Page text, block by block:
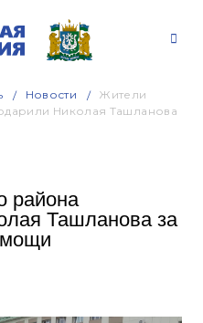
Новости
Жители
Николая Ташланова
района
Ташланова за